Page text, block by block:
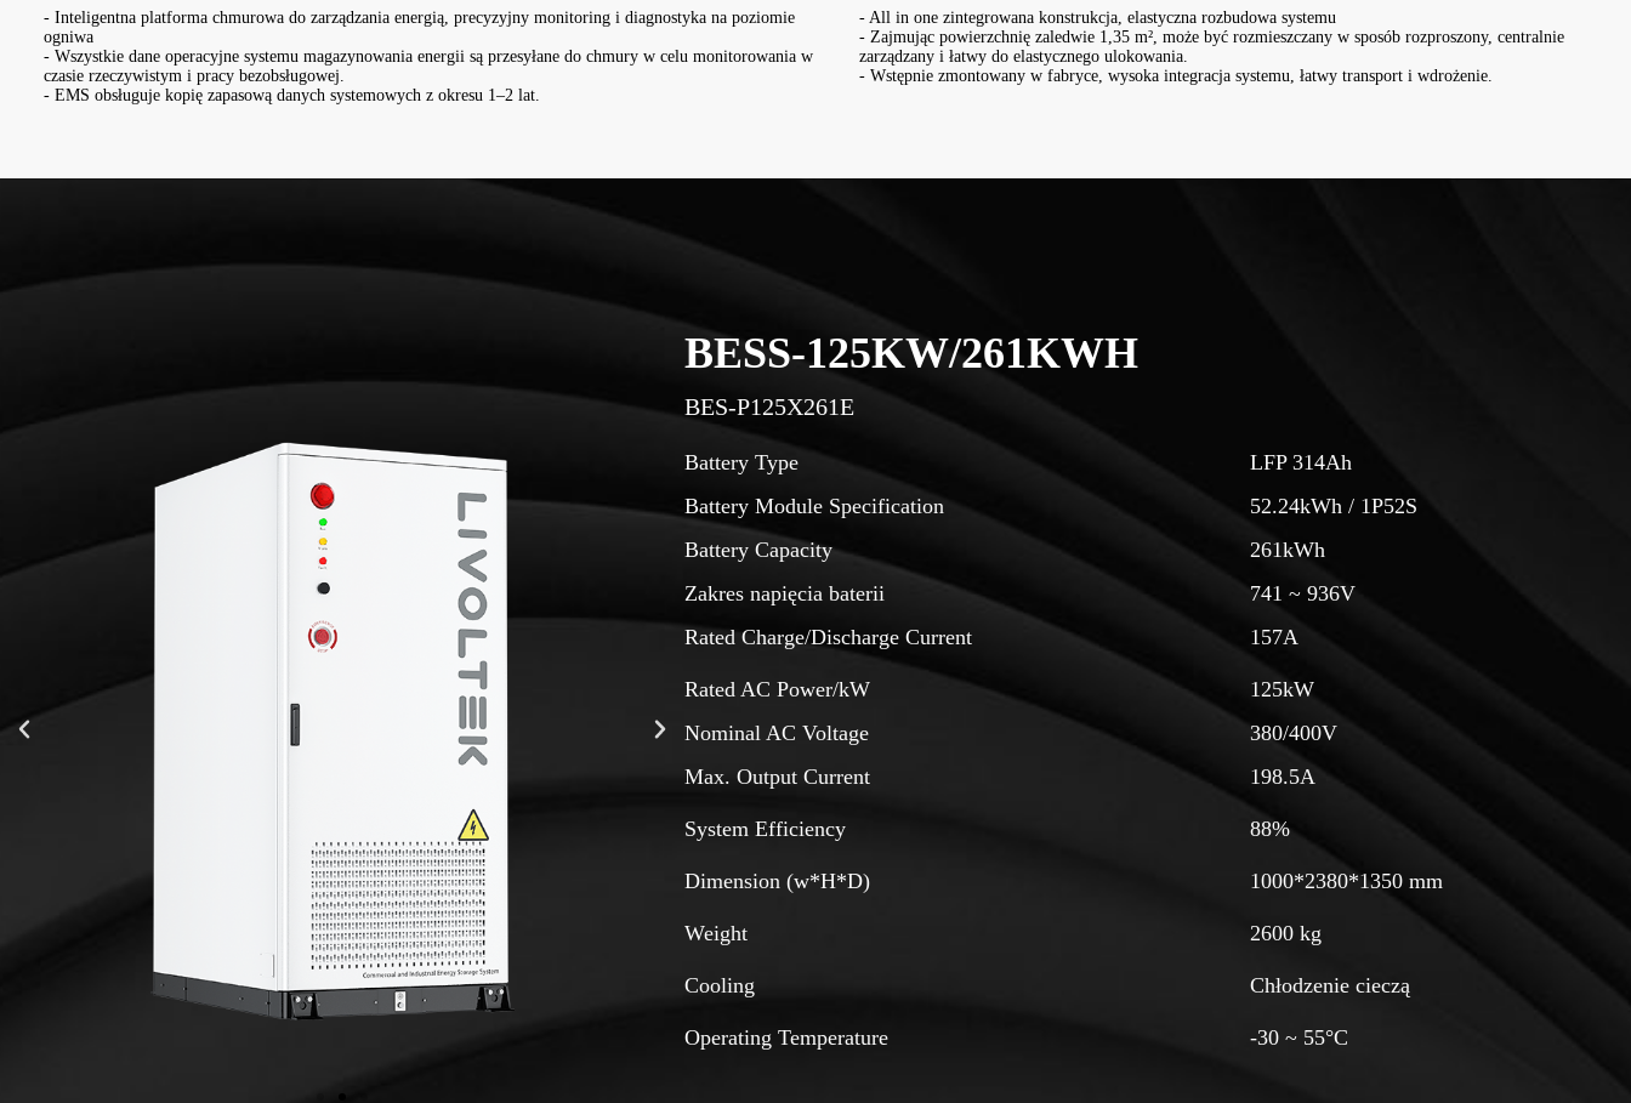
- Inteligentna platforma chmurowa do zarządzania energią, precyzyjny monitoring i diagnostyka na poziomie
ogniwa
- Wszystkie dane operacyjne systemu magazynowania energii są przesyłane do chmury w celu monitorowania w
czasie rzeczywistym i pracy bezobsługowej.
- EMS obsługuje kopię zapasową danych systemowych z okresu 1–2 lat.
- All in one zintegrowana konstrukcja, elastyczna rozbudowa systemu
- Zajmując powierzchnię zaledwie 1,35 m², może być rozmieszczany w sposób rozproszony, centralnie
zarządzany i łatwy do elastycznego ulokowania.
- Wstępnie zmontowany w fabryce, wysoka integracja systemu, łatwy transport i wdrożenie.
LFP 314Ah
52.24kWh / 1P52S
261kWh
741 ~ 936V
157A
380/400V
1000*2380*1350 mm
2600 kg
Chłodzenie cieczą
BESS-125KW/261KWH
BES-P125X261U
Battery Type
Battery Module Specification
Battery Capacity
Zakres napięcia baterii
Rated Charge/Discharge Current
LFP 314Ah
52.24kWh / 1P52S
261kWh
741 ~ 936V
157A
Rated AC Power/kW
Nominal AC Voltage
Max. Output Current
125kW
480V
165.4A
System Efficiency 88%
Dimension (w*H*D) 1000*2380*1350 mm
Weight 2600 kg
Cooling Chłodzenie cieczą
Operating Temperature -30 ~ 55°C